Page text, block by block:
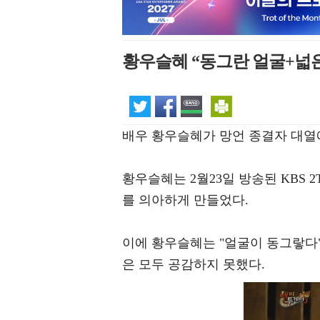
황우슬혜 “동그란 얼굴+넓
배우 황우슬혜가 망언 종결자 대
황우슬혜는 2월23일 방송된 KBS
를 의아하게 만들었다.
이에 황우슬혜는 "얼굴이 동그랗
은 모두 공감하지 못했다.